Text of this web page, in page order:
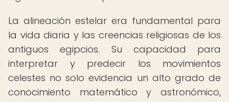
La alineación estelar era fundamental para
la vida diaria y las creencias religiosas de los
antiguos egipcios. Su capacidad para
interpretar y predecir los movimientos
celestes no solo evidencia un alto grado de
conocimiento matemático y astronómico,